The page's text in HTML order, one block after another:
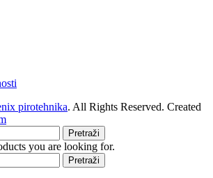
pirotehnika. All Rights Reserved. Created
Pretraži
you are looking for.
Pretraži